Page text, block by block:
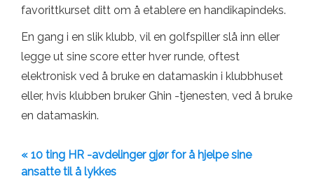
favorittkurset ditt om å etablere en handikapindeks.
En gang i en slik klubb, vil en golfspiller slå inn eller
legge ut sine score etter hver runde, oftest
elektronisk ved å bruke en datamaskin i klubbhuset
eller, hvis klubben bruker Ghin -tjenesten, ved å bruke
en datamaskin.
« 10 ting HR -avdelinger gjør for å hjelpe sine
ansatte til å lykkes